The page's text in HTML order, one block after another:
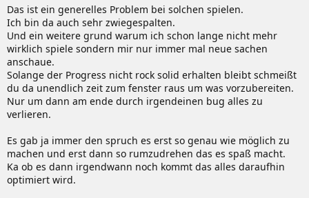
Klar warens gemütliche missionen, aber was ich in 2 stunden erlebt
habe, weckte bei mir eher langeweile als den wunsch weiter zu
spielen.
Wie seht ihr das?
Das ist ein generelles Problem bei solchen spielen.
Ich bin da auch sehr zwiegespalten.
Und ein weitere grund warum ich schon lange nicht mehr
wirklich spiele sondern mir nur immer mal neue sachen
anschaue.
Solange der Progress nicht rock solid erhalten bleibt schmeißt
du da unendlich zeit zum fenster raus um was vorzubereiten.
Nur um dann am ende durch irgendeinen bug alles zu
verlieren.
Es gab ja immer den spruch es erst so genau wie möglich zu
machen und erst dann so rumzudrehen das es spaß macht.
Ka ob es dann irgendwann noch kommt das alles daraufhin
optimiert wird.